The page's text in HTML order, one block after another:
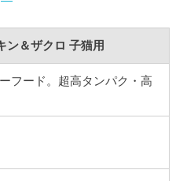
ン＆ザクロ 子猫用
フード。超高タンパク・高